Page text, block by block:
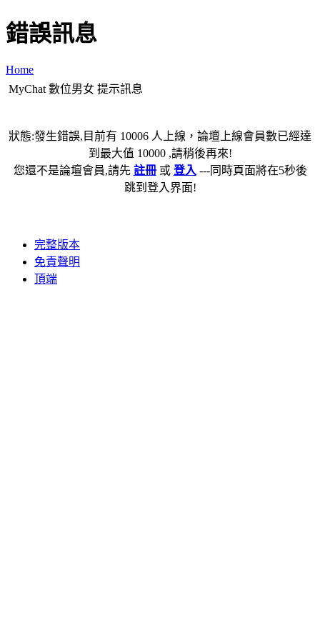
錯誤訊息
Home
MyChat 數位男女 提示訊息
狀態:發生錯誤,目前有 10006 人上線，論壇上線會員數已經達
到最大值 10000 ,請稍後再來!
您還不是論壇會員,請先 註冊或 登入 ---同時頁面將在5秒後
跳到登入界面!
完整版本
免責聲明
頂端